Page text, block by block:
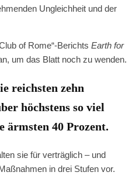
Ungleichheit und der
of Rome“-Berichts Earth for
um das Blatt noch zu wenden.
reichsten zehn
höchstens so viel
ärmsten 40 Prozent.
sie für verträglich – und
in drei Stufen vor.